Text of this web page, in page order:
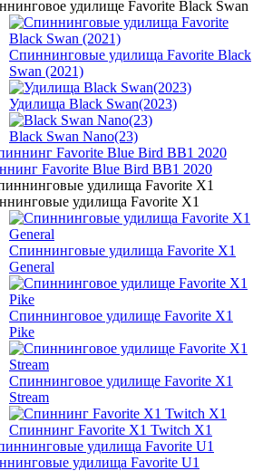
удилище Favorite Black Swan
Спиннинговые удилища Favorite Black
Swan (2021)
Удилища Black Swan(2023)
Black Swan Nano(23)
Favorite Blue Bird BB1 2020
удилища Favorite X1
Спиннинговые удилища Favorite X1
General
Спиннинговое удилище Favorite X1
Pike
Спиннинговое удилище Favorite X1
Stream
Спиннинг Favorite X1 Twitch X1
удилища Favorite U1